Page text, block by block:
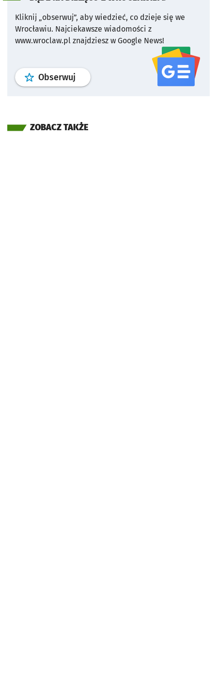
Kliknij „obserwuj”, aby wiedzieć, co dzieje się we
Wrocławiu. Najciekawsze wiadomości z
www.wroclaw.pl znajdziesz w Google News!
Obserwuj profil serwisu
ZOBACZ TAKŻE